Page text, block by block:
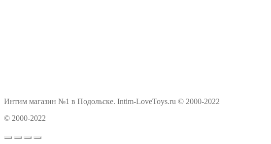
Интим магазин №1 в Подольске. Intim-LoveToys.ru © 2000-2022
© 2000-2022